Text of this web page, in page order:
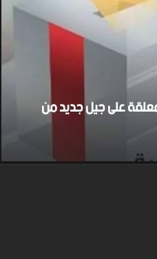
معلقة على جيل جديد من